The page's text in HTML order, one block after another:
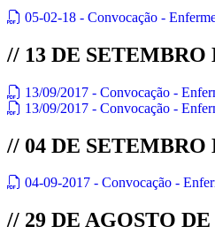
05-02-18 - Convocação -
// 13 DE SETEMBRO
13/09/2017 - Convocação -
13/09/2017 - Convocação -
// 04 DE SETEMBRO
04-09-2017 - Convocação -
// 29 DE AGOSTO DE